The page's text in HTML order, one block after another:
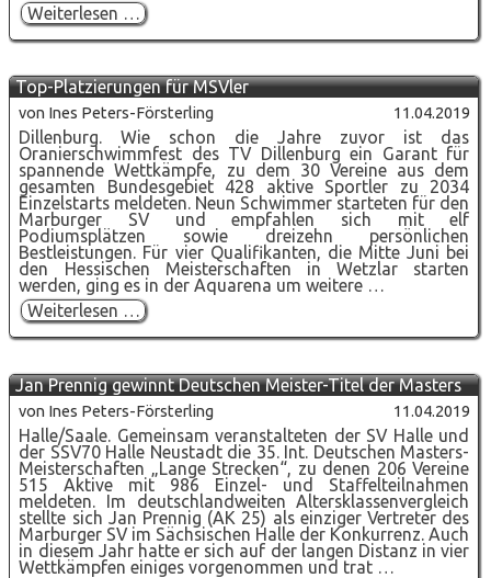
Weiterlesen …Schütz
und
Wagner
ins
Finale
Top-Platzierungen für MSVler
11.04.2019
von Ines Peters-Försterling
Dillenburg. Wie schon die Jahre zuvor ist das
Oranierschwimmfest des TV Dillenburg ein Garant für
spannende Wettkämpfe, zu dem 30 Vereine aus dem
gesamten Bundesgebiet 428 aktive Sportler zu 2034
Einzelstarts meldeten. Neun Schwimmer starteten für den
Marburger SV und empfahlen sich mit elf
Podiumsplätzen sowie dreizehn persönlichen
Bestleistungen. Für vier Qualifikanten, die Mitte Juni bei
den Hessischen Meisterschaften in Wetzlar starten
werden, ging es in der Aquarena um weitere …
Weiterlesen …Top-
Platzierungen
für
Jan Prennig gewinnt Deutschen Meister-Titel der Masters
11.04.2019
von Ines Peters-Försterling
Halle/Saale. Gemeinsam veranstalteten der SV Halle und
der SSV70 Halle Neustadt die 35. Int. Deutschen Masters-
Meisterschaften „Lange Strecken“, zu denen 206 Vereine
515 Aktive mit 986 Einzel- und Staffelteilnahmen
meldeten. Im deutschlandweiten Altersklassenvergleich
stellte sich Jan Prennig (AK 25) als einziger Vertreter des
Marburger SV im Sächsischen Halle der Konkurrenz. Auch
in diesem Jahr hatte er sich auf der langen Distanz in vier
Wettkämpfen einiges vorgenommen und trat …